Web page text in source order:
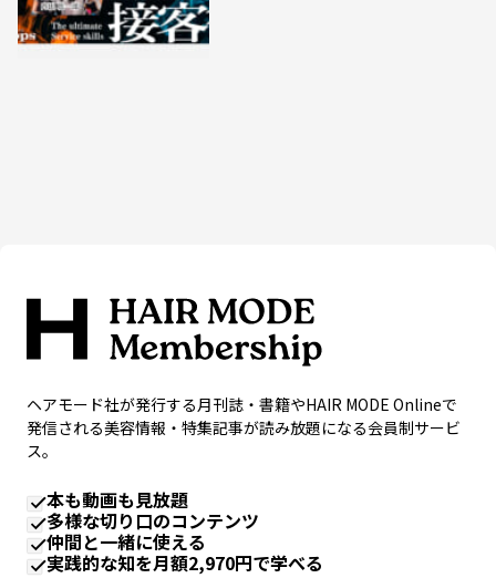
ヘアモード社が発行する月刊誌・書籍やHAIR MODE Onlineで
発信される美容情報・特集記事が読み放題になる会員制サービ
ス。
本も動画も見放題
多様な切り口のコンテンツ
仲間と一緒に使える
実践的な知を月額2,970円で学べる